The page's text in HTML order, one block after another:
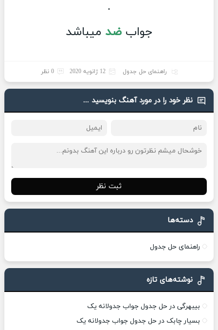
.
جوابضد میباشد
راهنمای حل جدول 12 ژانویه 2020 0 نظر
نظر خود را در مورد آهنگ بنویسید ...
ثبت نظر
دسته‌ها
راهنمای حل جدول
نوشته‌های تازه
بیبهرگی در حل جدول جواب جدولانه یک
بسیار چابک در حل جدول جواب جدولانه یک